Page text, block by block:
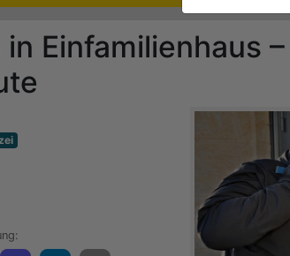
in Einfamilienhaus